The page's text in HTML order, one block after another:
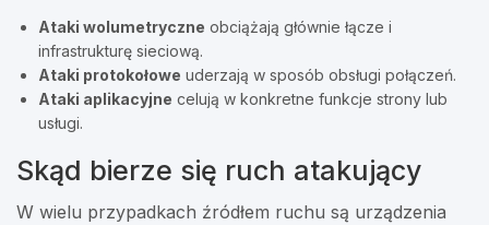
Ataki wolumetryczne obciążają głównie łącze i
infrastrukturę sieciową.
Ataki protokołowe uderzają w sposób obsługi połączeń.
Ataki aplikacyjne celują w konkretne funkcje strony lub
usługi.
Skąd bierze się ruch atakujący
W wielu przypadkach źródłem ruchu są urządzenia